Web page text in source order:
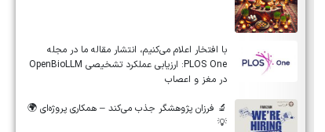
‏‏‏با افتخار اعلام می‌کنیم، انتشار مقاله ما در مجله
‎PLOS One‎: ارزیابی عملکرد تشخیصی ‎OpenBioLLM‎
در مغز و اعصاب
🔬 فرزان پژوهشگر جذب می‌کند – همکاری پروژه‌ای 🌍
💡